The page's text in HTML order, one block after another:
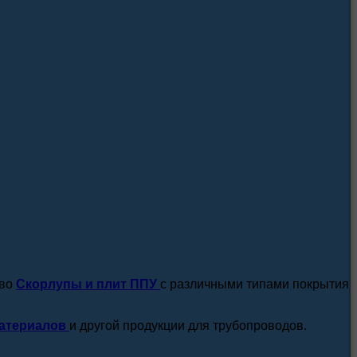
Скорлупы и плит ППУ с различными типами покрытия
и другой продукции для трубопроводов.